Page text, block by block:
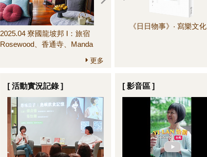
2025.04 寮國龍坡邦 Ⅰ：旅宿
Rosewood、香通寺、Manda
anchoa＆其他
更多
《日日物事》‧ 寫樂文化
[ 活動實況記錄 ] [ 影音區 ]